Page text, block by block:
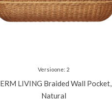
Versioone: 2
FERM LIVING Braided Wall Pocket,
Natural